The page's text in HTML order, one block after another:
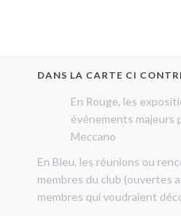
DANS LA CARTE CI
En Rouge, les
événements majeurs
Meccano
En Bleu, les réunions ou
membres du club (ouvertes
membres qui voudraient